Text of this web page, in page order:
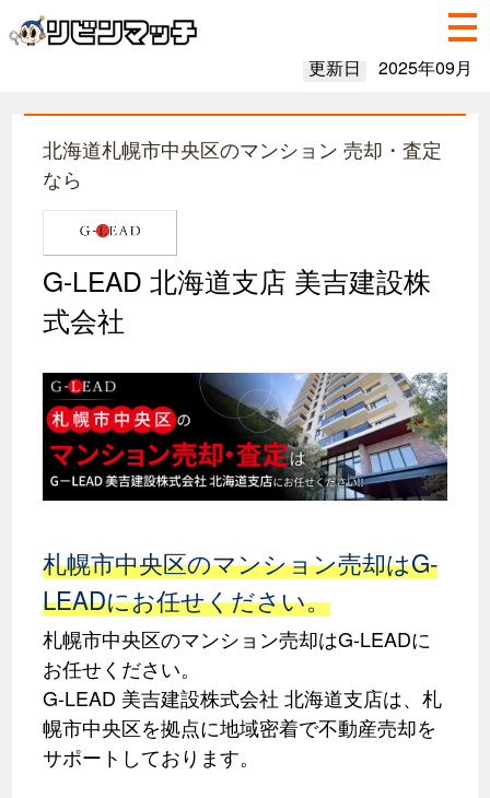
更新日 2025年09月
北海道札幌市中央区のマンション 売却・査定
なら
G-LEAD 北海道支店 美吉建設株
式会社
札幌市中央区のマンション売却はG-
LEADにお任せください。
札幌市中央区のマンション売却はG-LEADに
お任せください。
G-LEAD 美吉建設株式会社 北海道支店は、札
幌市中央区を拠点に地域密着で不動産売却を
サポートしております。